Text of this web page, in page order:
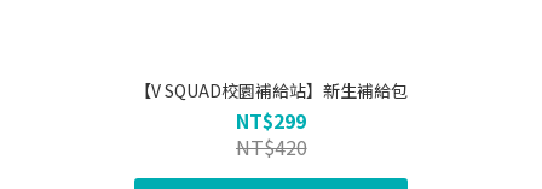
【V SQUAD校園補給站】新生補給包
NT$299
NT$420